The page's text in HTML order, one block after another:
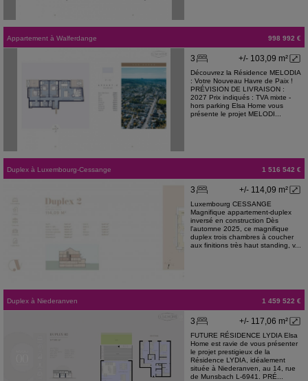
Appartement à Walferdange 998 992 €
+/- 103,09 m²
3
Découvrez la Résidence MELODIA
: Votre Nouveau Havre de Paix !
PRÉVISION DE LIVRAISON :
2027 Prix indiqués : TVA mixte -
hors parking Elsa Home vous
présente le projet MELODI...
Duplex à Luxembourg-Cessange 1 516 542 €
+/- 114,09 m²
3
Luxembourg CESSANGE
Magnifique appartement-duplex
inversé en construction Dès
l'automne 2025, ce magnifique
duplex trois chambres à coucher
aux finitions très haut standing, v...
Duplex à Niederanven 1 459 522 €
+/- 117,06 m²
3
FUTURE RÉSIDENCE LYDIA Elsa
Home est ravie de vous présenter
le projet prestigieux de la
Résidence LYDIA, idéalement
située à Niederanven, au 14, rue
de Munsbach L-6941. PRÉ...